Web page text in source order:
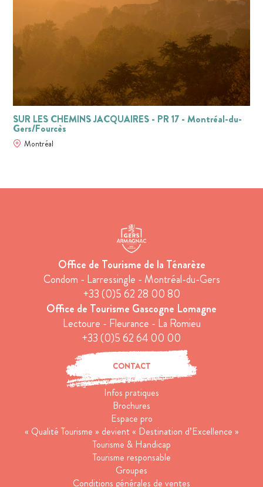
SUR LES CHEMINS JACQUAIRES - PR 17 - Montréal-du-
Gers/Fourcès
Montréal
Office de Tourisme de la Ténarèze
Condom - Larressingle - Montréal-du-Gers
+33 (0)5 62 28 00 80
Office de Tourisme Gascogne Lomagne
Lectoure - Fleurance - La Romieu
+33 (0)5 62 64 00 00
CONTACT
Infos pratiques
Brochures
Espace pro
« Qualité Tourisme » devient « Destination d’Excellence »
Tourisme & Handicap
Tourisme responsable
Groupes
Conditions générales de ventes